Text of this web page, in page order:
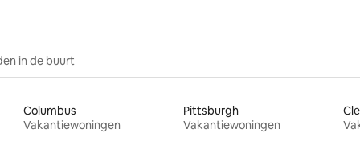
in de buurt
Columbus
Vakantiewoningen
Pittsburgh
Vakantiewoningen